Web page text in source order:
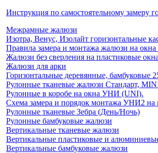
Инструкция по самостоятельному
Межрамные жалюзи
Изотра, Венус, Изолайт горизонтальные
Правила замера и монтажа жалюзи на
Жалюзи без сверления на пластиковые
Жалюзи для арки
Горизонтальные деревянные, бамбуковые
Рулонные тканевые жалюзи Стандарт,
Рулонные в коробе на окна УНИ (UNI).
Схема замера и порядок монтажа УНИ2 на
Рулонные тканевые Зебра (День/Ночь)
Рулонные бамбуковые жалюзи
Вертикальные тканевые жалюзи
Вертикальные пластиковые и
Вертикальные бамбуковые жалюзи